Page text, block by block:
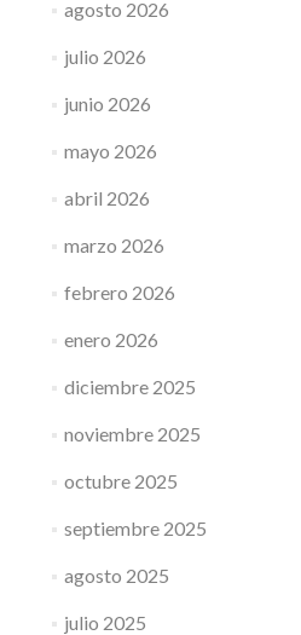
agosto 2026
julio 2026
junio 2026
mayo 2026
abril 2026
marzo 2026
febrero 2026
enero 2026
diciembre 2025
noviembre 2025
octubre 2025
septiembre 2025
agosto 2025
julio 2025